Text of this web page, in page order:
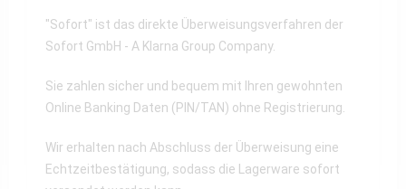
"Sofort" ist das direkte Überweisungsverfahren der
Sofort GmbH - A Klarna Group Company.
Sie zahlen sicher und bequem mit Ihren gewohnten
Online Banking Daten (PIN/TAN) ohne Registrierung.
Wir erhalten nach Abschluss der Überweisung eine
Echtzeitbestätigung, sodass die Lagerware sofort